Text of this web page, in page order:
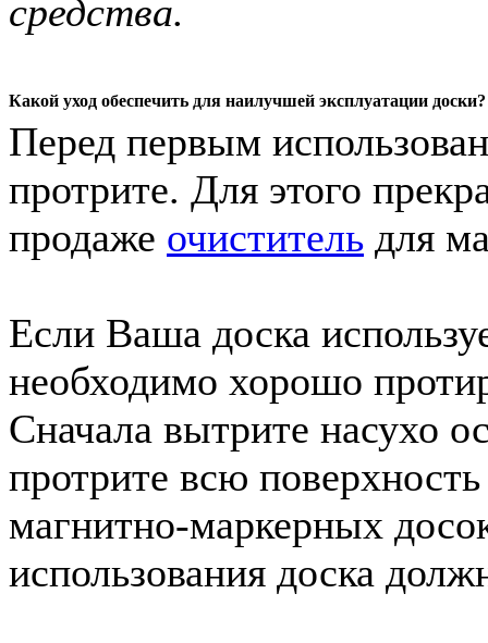
средства.
Какой уход обеспечить для наилучшей эксплуатации доски?
Перед первым
протрите. Для этого
продаже очиститель для
Если Ваша доска
необходимо хорошо
Сначала вытрите насухо
протрите всю
магнитно-маркерных
использования доска